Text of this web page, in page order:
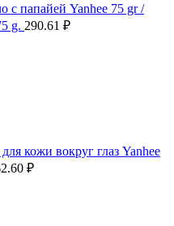
с папайей Yanhee 75 gr /
g. 290.61 ₽
для кожи вокруг глаз Yanhee
₽